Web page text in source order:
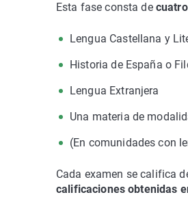
Esta fase consta de
Lengua Castellana y
Historia de España o
Lengua Extranjera
Una materia de
(En comunidades con
Cada examen se califica
calificaciones obtenidas